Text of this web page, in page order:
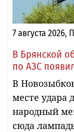
7 августа 2026,
В Брянской
по АЗС
В
месте удара
народный
сюда